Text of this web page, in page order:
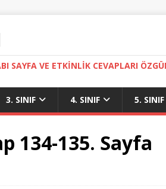
SAYFA VE ETKINLIK CEVAPLARI
3. SINIF 4. SINIF 5. SINIF
134-135. Sayfa